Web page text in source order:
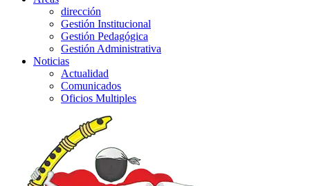
dirección
Gestión Institucional
Gestión Pedagógica
Gestión Administrativa
Noticias
Actualidad
Comunicados
Oficios Multiples